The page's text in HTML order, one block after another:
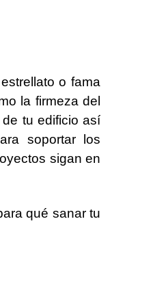
o fama
la firmeza del
tu edificio así
soportar los
sigan en
qué sanar tu